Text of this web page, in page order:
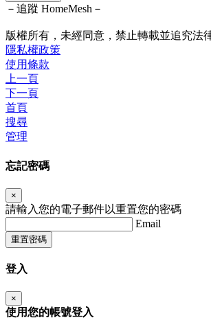
－追蹤 HomeMesh－
版權所有，未經同意，禁止轉載並追究法
隱私權政策
使用條款
上一頁
下一頁
首頁
搜尋
管理
忘記密碼
×
請輸入您的電子郵件以重置您的密碼
Email
重置密碼
登入
×
使用您的帳號登入